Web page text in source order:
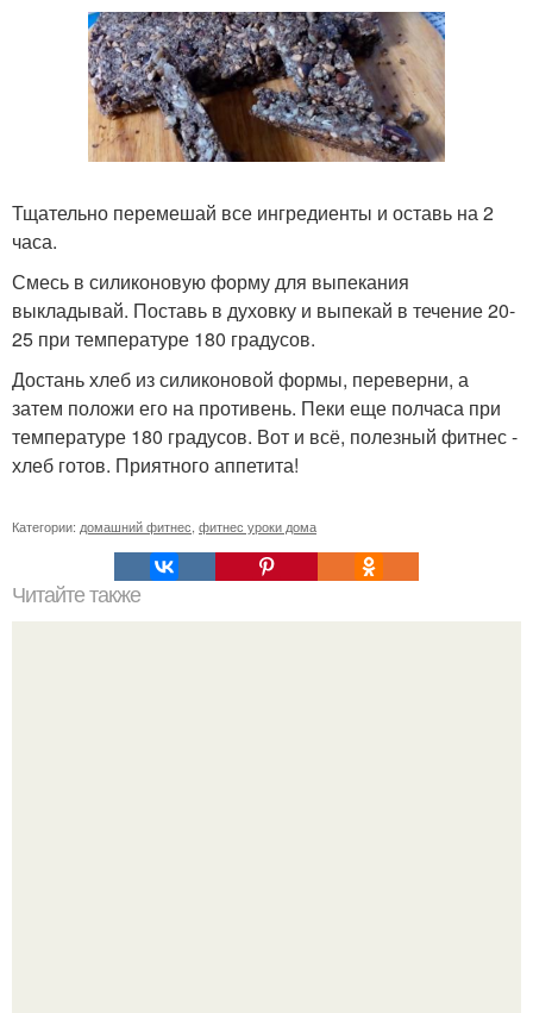
Тщательно перемешай все ингредиенты и оставь на 2
часа.
Смесь в силиконовую форму для выпекания
выкладывай. Поставь в духовку и выпекай в течение 20-
25 при температуре 180 градусов.
Достань хлеб из силиконовой формы, переверни, а
затем положи его на противень. Пеки еще полчаса при
температуре 180 градусов. Вот и всё, полезный фитнес -
хлеб готов. Приятного аппетита!
Категории: домашний фитнес, фитнес уроки дома
Читайте также